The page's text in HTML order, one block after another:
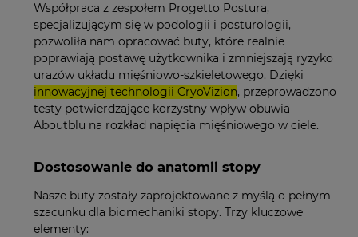
Współpraca z zespołem Progetto Postura,
specjalizującym się w podologii i posturologii,
pozwoliła nam opracować buty, które realnie
poprawiają postawę użytkownika i zmniejszają ryzyko
urazów układu mięśniowo-szkieletowego. Dzięki
innowacyjnej technologii CryoVizion, przeprowadzono
testy potwierdzające korzystny wpływ obuwia
Aboutblu na rozkład napięcia mięśniowego w ciele.
Dostosowanie do anatomii stopy
Nasze buty zostały zaprojektowane z myślą o pełnym
szacunku dla biomechaniki stopy. Trzy kluczowe
elementy: